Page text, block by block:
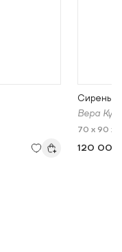
Сирень
Вера
70 x 90 x
120